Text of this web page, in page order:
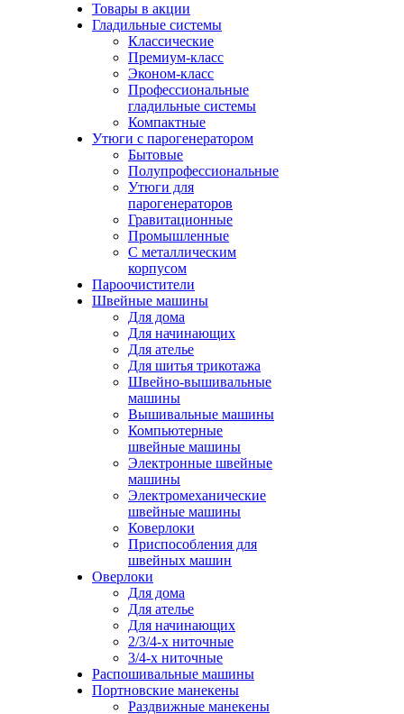
Товары в акции
Гладильные системы
Классические
Премиум-класс
Эконом-класс
Профессиональные
гладильные системы
Компактные
Утюги с парогенератором
Бытовые
Полупрофессиональные
Утюги для
парогенераторов
Гравитационные
Промышленные
С металлическим
корпусом
Пароочистители
Швейные машины
Для дома
Для начинающих
Для ателье
Для шитья трикотажа
Швейно-вышивальные
машины
Вышивальные машины
Компьютерные
швейные машины
Электронные швейные
машины
Электромеханические
швейные машины
Коверлоки
Приспособления для
швейных машин
Оверлоки
Для дома
Для ателье
Для начинающих
2/3/4-х ниточные
3/4-х ниточные
Распошивальные машины
Портновские манекены
Раздвижные манекены